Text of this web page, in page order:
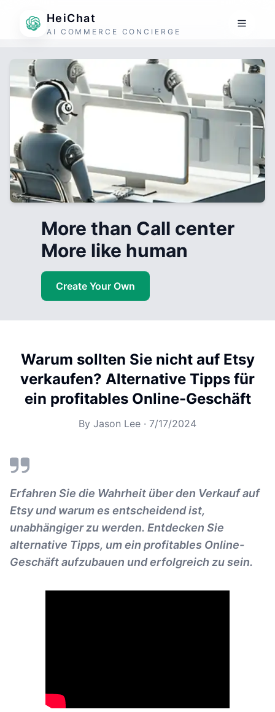
HeiChat
AI COMMERCE CONCIERGE
More than Call center
More like human
Create Your Own
Warum sollten Sie nicht auf Etsy
verkaufen? Alternative Tipps für
ein profitables Online-Geschäft
By Jason Lee · 7/17/2024
Erfahren Sie die Wahrheit über den Verkauf auf
Etsy und warum es entscheidend ist,
unabhängiger zu werden. Entdecken Sie
alternative Tipps, um ein profitables Online-
Geschäft aufzubauen und erfolgreich zu sein.